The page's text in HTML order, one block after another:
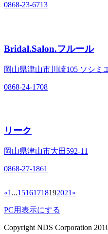
0868-23-6713
Bridal.Salon.フルール
岡山県津山市川崎105 ソシミ
0868-24-1708
リーク
岡山県津山市大田592‐11
0868-27-1861
«1 ...15161718192021 »
PC用表示にする
Copyright NDS Corporation